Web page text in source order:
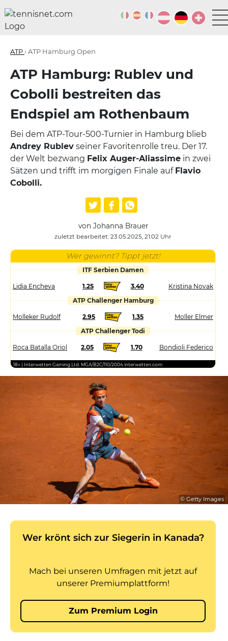
ATP› ATP Hamburg Open
ATP Hamburg: Rublev und
Cobolli bestreiten das
Endspiel am Rothenbaum
Bei dem ATP-Tour-500-Turnier in Hamburg blieb
Andrey Rublev seiner Favoritenrolle treu. Der 17.
der Welt bezwang Felix Auger-Aliassime in zwei
Sätzen und trifft im morgigen Finale auf Flavio
Cobolli.
von Johanna Brauer
zuletzt bearbeitet: 23.05.2025, 21:02 Uhr
Wer gewinnt? Tippt jetzt!
ITF Serbien Damen
Lidia Encheva 1.25 3.40
Kristina Novak
ATP Challenger Hamburg
Molleker Rudolf 2.95 1.35
Moller Elmer
ATP Challenger Todi
Roca Batalla Oriol 2.05 1.70 Bondioli Federico
18+ | Interwetten Gaming Ltd. MGA/B2C/110/2004 interwetten.com
© Getty Images